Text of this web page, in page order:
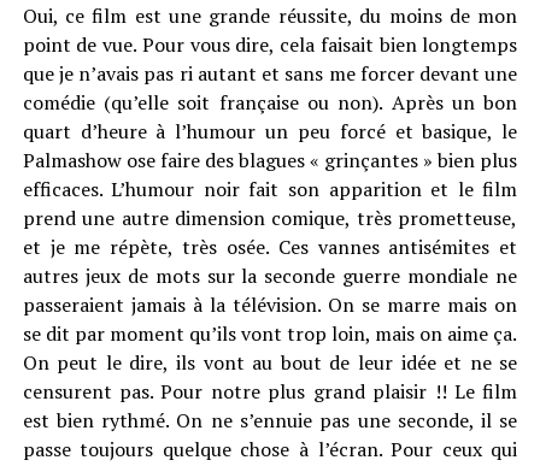
Oui, ce film est une grande réussite, du moins de mon
point de vue. Pour vous dire, cela faisait bien longtemps
que je n’avais pas ri autant et sans me forcer devant une
comédie (qu’elle soit française ou non). Après un bon
quart d’heure à l’humour un peu forcé et basique, le
Palmashow ose faire des blagues « grinçantes » bien plus
efficaces. L’humour noir fait son apparition et le film
prend une autre dimension comique, très prometteuse,
et je me répète, très osée. Ces vannes antisémites et
autres jeux de mots sur la seconde guerre mondiale ne
passeraient jamais à la télévision. On se marre mais on
se dit par moment qu’ils vont trop loin, mais on aime ça.
On peut le dire, ils vont au bout de leur idée et ne se
censurent pas. Pour notre plus grand plaisir !! Le film
est bien rythmé. On ne s’ennuie pas une seconde, il se
passe toujours quelque chose à l’écran. Pour ceux qui